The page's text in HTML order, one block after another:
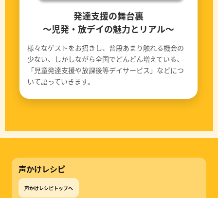
発達支援の舞台裏
〜児発・放デイの魅力とリアル〜
様々なゲストをお招きし、普段あまり触れる機会の
少ない、しかしながら全国でどんどん増えている、
「児童発達支援や放課後等デイサービス」などにつ
いて語っていきます。
声かけレシピ
声かけレシピトップへ